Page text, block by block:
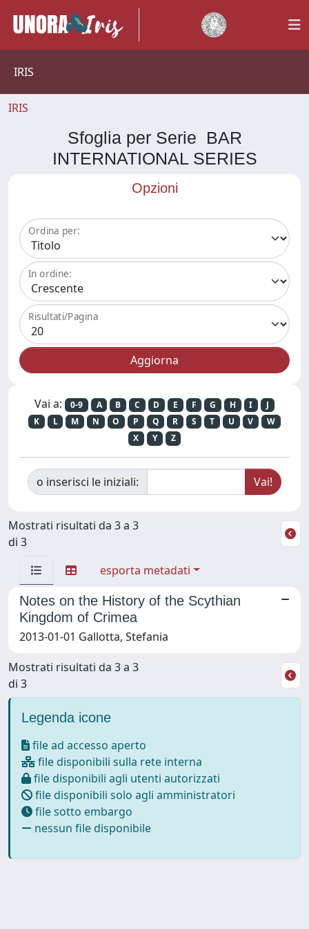
IRIS
IRIS
Sfoglia per Serie BAR
INTERNATIONAL SERIES
Opzioni
Ordina per:
In ordine:
Risultati/Pagina
Vai a: 0-9 A B C D E F G H I
J
K
L M N O P Q R S T U V
W
X
Y Z
o inserisci le iniziali:
Mostrati risultati da 3 a 3
di 3
esporta metadati
Notes on the History of the Scythian
Kingdom of Crimea
2013-01-01 Gallotta, Stefania
Mostrati risultati da 3 a 3
di 3
Legenda icone
file ad accesso aperto
file disponibili sulla rete interna
file disponibili agli utenti autorizzati
file disponibili solo agli amministratori
file sotto embargo
nessun file disponibile